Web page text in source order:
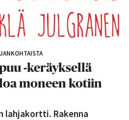
-keräyksellä
moneen kotiin
lahjakortti. Rakenna